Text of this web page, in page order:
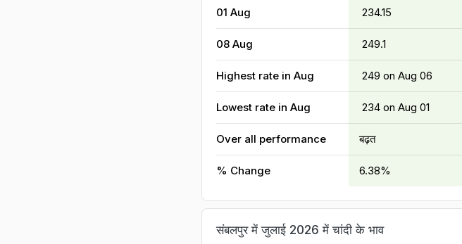
01 Aug ₹ 234.15
08 Aug ₹ 249.1
Highest rate in Aug ₹ 249 on Aug 06
Lowest rate in Aug ₹ 234 on Aug 01
Over all performance बढ़त
% Change 6.38%
संबलपुर में जुलाई 2026 में चांदी के भाव